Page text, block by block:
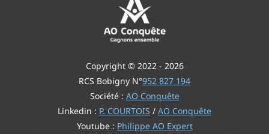
Copyright © 2022 - 2026
RCS Bobigny N°952 827 194
Société : AO Conquête
Linkedin : P. COURTOIS / AO Conquête
Youtube : Philippe AO Expert